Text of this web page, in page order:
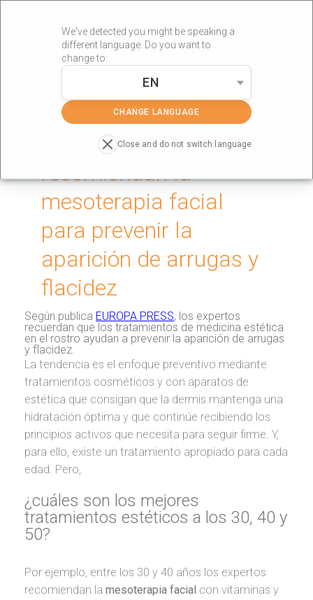
We've detected you might be speaking a
different language. Do you want to
change to:
EN
CHANGE LANGUAGE
Close and do not switch language
»
Los expertos
recomiendan la
mesoterapia facial
para prevenir la
aparición de arrugas y
flacidez
Según publica EUROPA PRESS, los expertos
recuerdan que los tratamientos de medicina estética
en el rostro ayudan a prevenir la aparición de arrugas
y flacidez.
La tendencia es el enfoque preventivo mediante
tratamientos cosméticos y con aparatos de
estética que consigan que la dermis mantenga una
hidratación óptima y que continúe recibiendo los
principios activos que necesita para seguir firme. Y,
para ello, existe un tratamiento apropiado para cada
edad. Pero,
¿cuáles son los mejores
tratamientos estéticos a los 30, 40 y
50?
Por ejemplo, entre los 30 y 40 años los expertos
recomiendan la mesoterapia facial con vitaminas y